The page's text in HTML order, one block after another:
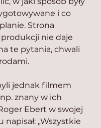
i co
Strona
nie daje
te pytania, chwali
jednak filmem
znany w ich
Ebert w swojej
„Wszystkie